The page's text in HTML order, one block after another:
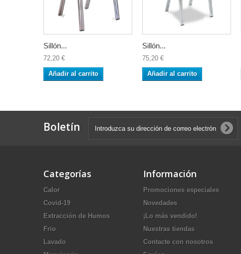
Sillón...
72,20 €
Añadir al carrito
Sillón...
75,20 €
Añadir al carrito
Boletín
Categorías
Calor
Covid-19
Extracción de Humos
Frio
Lavado
Información
Promociones especiales
Novedades
¡Lo más vendido!
Nuestras tiendas
Contacte con nosotros